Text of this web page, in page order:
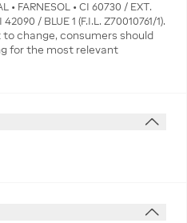
• FARNESOL • CI 60730 / EXT.
/ BLUE 1 (F.I.L. Z70010761/1).
change, consumers should
for the most relevant